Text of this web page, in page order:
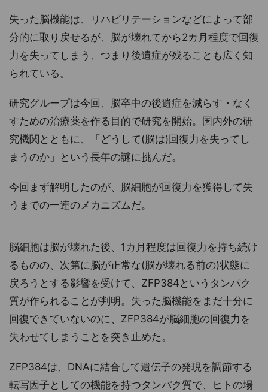
失った脳機能は、リハビリテーションなどによって部
分的に取り戻せるが、脳が壊れてから2カ月程度で回復
力を失ってしまう、つまり後遺症が残ることも広く知
られている。
研究グループは今回、脳卒中の後遺症を減らす・なく
すための治療薬を作る目的で研究を開始。国内外の研
究機関とともに、「どうして(脳は)回復力を失ってし
まうのか」という長年の謎に挑んだ。
今回まず解明したのが、脳細胞が回復力を獲得して失
うまでの一連のメカニズムだ。
脳細胞は脳が壊れた後、1カ月程度は回復力を持ち続け
るものの、次第に脳が正常な(脳が壊れる前の)状態に
戻ろうとする影響を受けて、ZFP384というタンパク
質が作られることが判明。失った脳機能をまだ十分に
回復できていないのに、ZFP384が脳細胞の回復力を
失わせてしまうことを突き止めた。
ZFP384は、DNAに結合して遺伝子の発現を調節する
転写因子としての機能を持つタンパク質で、ヒトの場